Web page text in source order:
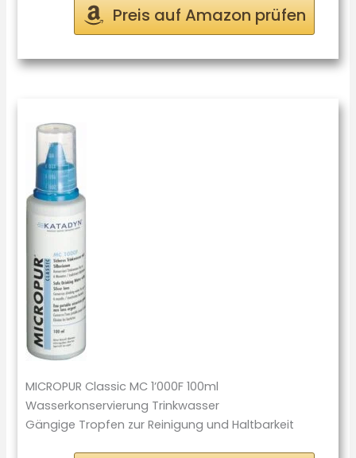
Preis auf Amazon prüfen
MICROPUR Classic MC 1’000F 100ml
Wasserkonservierung Trinkwasser
Gängige Tropfen zur Reinigung und Haltbarkeit